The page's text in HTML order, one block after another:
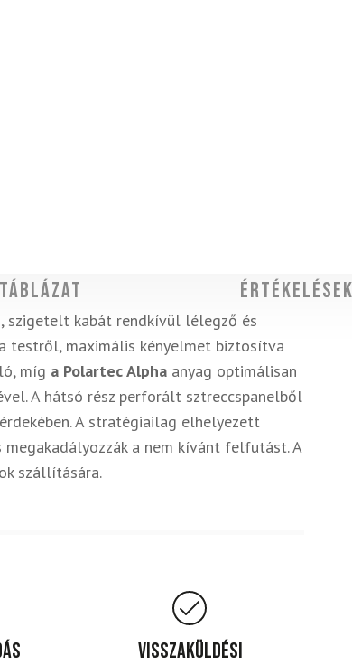
Értékelések
szigetelt kabát rendkívül lélegző és
testről, maximális kényelmet biztosítva
míg a Polartec Alpha anyag optimálisan
A hátsó rész perforált sztreccspanelből
A stratégiailag elhelyezett
a nem kívánt felfutást. A
szállítására.
Visszaküldési